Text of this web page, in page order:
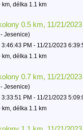
km, délka 1.1 km
0.5 km, 11/21/
Jesenice)
PM - 11/21/2023
km, délka 1.1 km
0.7 km, 11/21/
Jesenice)
PM - 11/21/2023
km, délka 1.1 km